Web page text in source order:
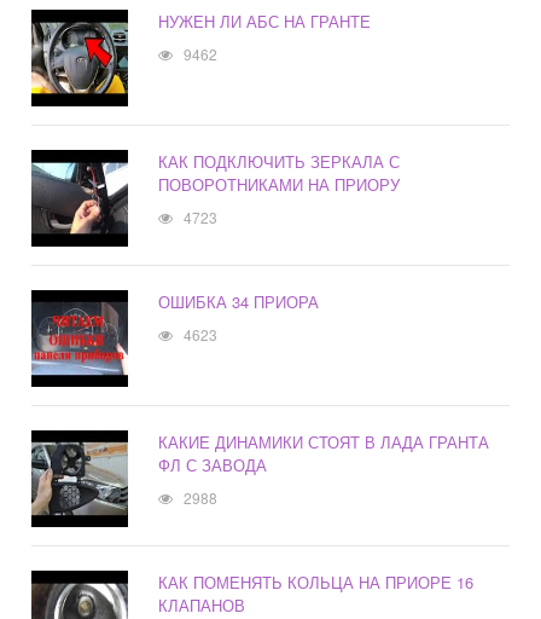
НУЖЕН ЛИ АБС НА ГРАНТЕ
9462
КАК ПОДКЛЮЧИТЬ ЗЕРКАЛА С
ПОВОРОТНИКАМИ НА ПРИОРУ
4723
ОШИБКА 34 ПРИОРА
4623
КАКИЕ ДИНАМИКИ СТОЯТ В ЛАДА ГРАНТА
ФЛ С ЗАВОДА
2988
КАК ПОМЕНЯТЬ КОЛЬЦА НА ПРИОРЕ 16
КЛАПАНОВ